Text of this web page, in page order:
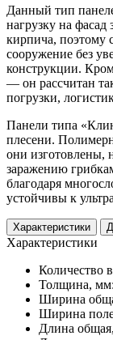
Данный тип
нагрузку на фасад
кирпича, поэтому
сооружение без
конструкции.
— он рассчитан
погрузки,
Панели типа
плесени.
они изготовлены,
заражению
благодаря
устойчивы к
Характеристики
Характеристики
Количество
Толщина,
Ширина
Ширина
Длина